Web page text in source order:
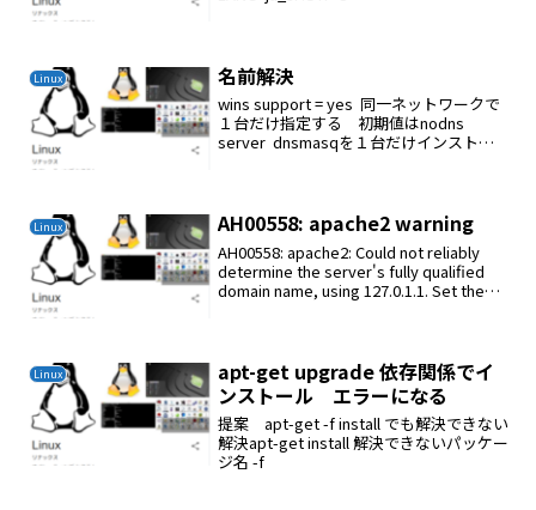
Linux 名前解決
wins support = yes 同一ネットワークで
１台だけ指定する 初期値はnodns
server dnsmasqを１台だけインストー
Linux AH00558: apache2 warning
AH00558: apache2: Could not reliably
determine the server's fully qualified
domain name, using 127.0.1.1. Set the
Linux
apt-get upgrade 依存関係でイ
ンストール エラーになる
提案 apt-get -f install でも解決できない
解決apt-get install 解決できないパッケー
ジ名 -f